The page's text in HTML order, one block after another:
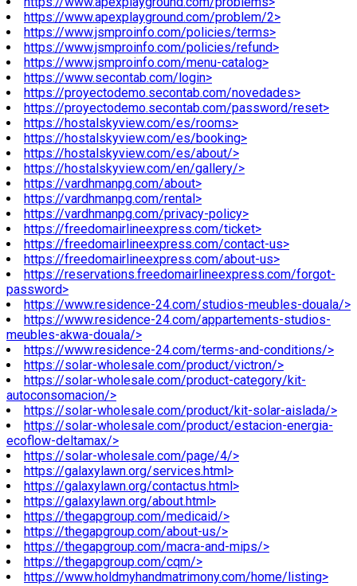
https://www.apexplayground.com/problem/2>
https://www.jsmproinfo.com/policies/terms>
https://www.jsmproinfo.com/policies/refund>
https://www.jsmproinfo.com/menu-catalog>
https://www.secontab.com/login>
https://proyectodemo.secontab.com/novedades>
https://proyectodemo.secontab.com/password/reset>
https://hostalskyview.com/es/rooms>
https://hostalskyview.com/es/booking>
https://hostalskyview.com/es/about/>
https://hostalskyview.com/en/gallery/>
https://vardhmanpg.com/about>
https://vardhmanpg.com/rental>
https://vardhmanpg.com/privacy-policy>
https://freedomairlineexpress.com/ticket>
https://freedomairlineexpress.com/contact-us>
https://freedomairlineexpress.com/about-us>
https://reservations.freedomairlineexpress.com/forgot-
password>
https://www.residence-24.com/studios-meubles-douala/>
https://www.residence-24.com/appartements-studios-
meubles-akwa-douala/>
https://www.residence-24.com/terms-and-conditions/>
https://solar-wholesale.com/product/victron/>
https://solar-wholesale.com/product-category/kit-
autoconsomacion/>
https://solar-wholesale.com/product/kit-solar-aislada/>
https://solar-wholesale.com/product/estacion-energia-
ecoflow-deltamax/>
https://solar-wholesale.com/page/4/>
https://galaxylawn.org/services.html>
https://galaxylawn.org/contactus.html>
https://galaxylawn.org/about.html>
https://thegapgroup.com/medicaid/>
https://thegapgroup.com/about-us/>
https://thegapgroup.com/macra-and-mips/>
https://thegapgroup.com/cqm/>
https://www.holdmyhandmatrimony.com/home/listing>